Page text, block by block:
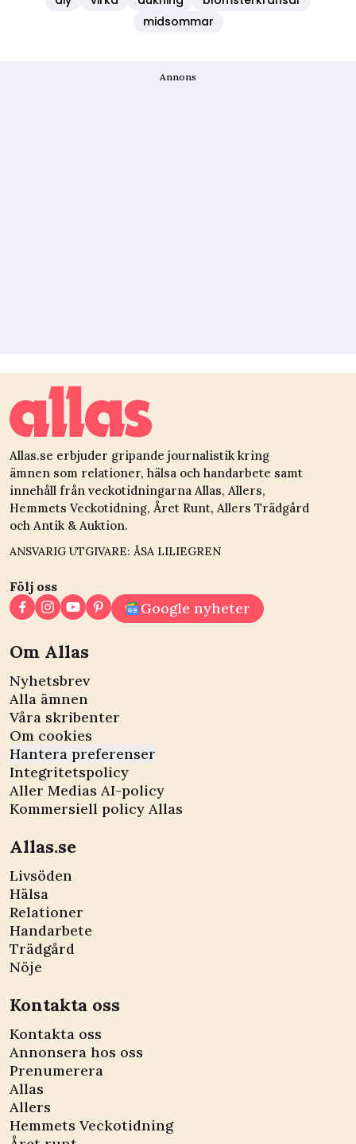
midsommar
Annons
Allas.se erbjuder gripande journalistik kring
ämnen som relationer, hälsa och handarbete samt
innehåll från veckotidningarna Allas, Allers,
Hemmets Veckotidning, Året Runt, Allers Trädgård
och Antik & Auktion.
ANSVARIG UTGIVARE: ÅSA LILIEGREN
Följ oss
Google nyheter
Om Allas
Nyhetsbrev
Alla ämnen
Våra skribenter
Om cookies
Hantera preferenser
Integritetspolicy
Aller Medias AI-policy
Kommersiell policy Allas
Allas.se
Livsöden
Hälsa
Relationer
Handarbete
Trädgård
Nöje
Kontakta oss
Kontakta oss
Annonsera hos oss
Prenumerera
Allas
Allers
Hemmets Veckotidning